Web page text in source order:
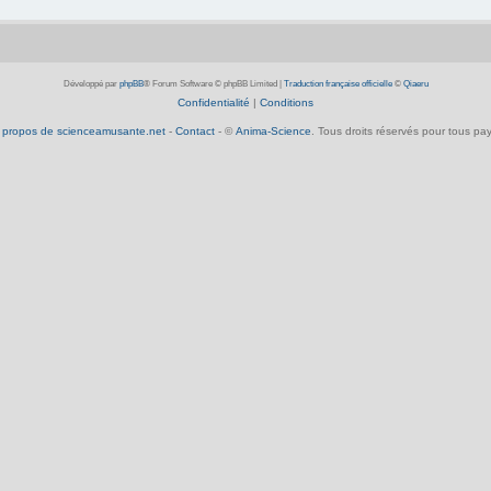
Développé par phpBB® Forum Software © phpBB Limited Traduction française officielle© Qiaeru
Confidentialité | Conditions
propos de scienceamusante.net- Contact- © Anima-Science . Tous droits réservés pour tous